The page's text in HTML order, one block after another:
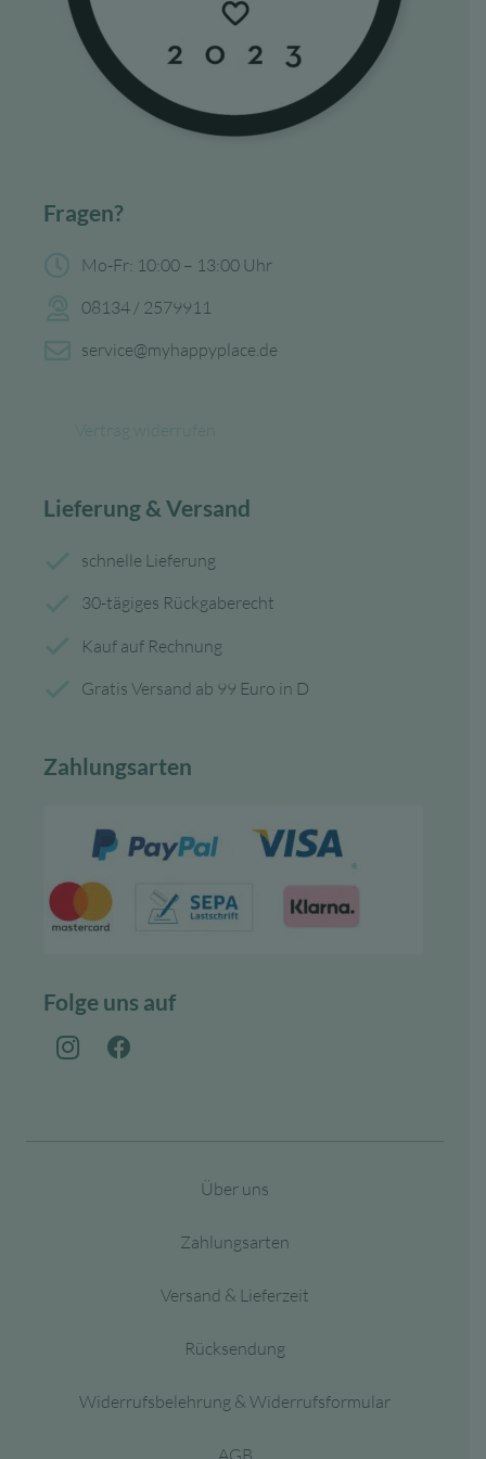
Fragen?
Mo-Fr: 10:00 – 13:00 Uhr
08134 / 2579911
service@myhappyplace.de
Lieferung & Versand
schnelle Lieferung
30-tägiges Rückgaberecht
Kauf auf Rechnung
Gratis Versand ab 99 Euro in D
Zahlungsarten
Folge uns auf
Über uns
Zahlungsarten
Versand & Lieferzeit
Rücksendung
Widerrufsbelehrung & Widerrufsformular
AGB